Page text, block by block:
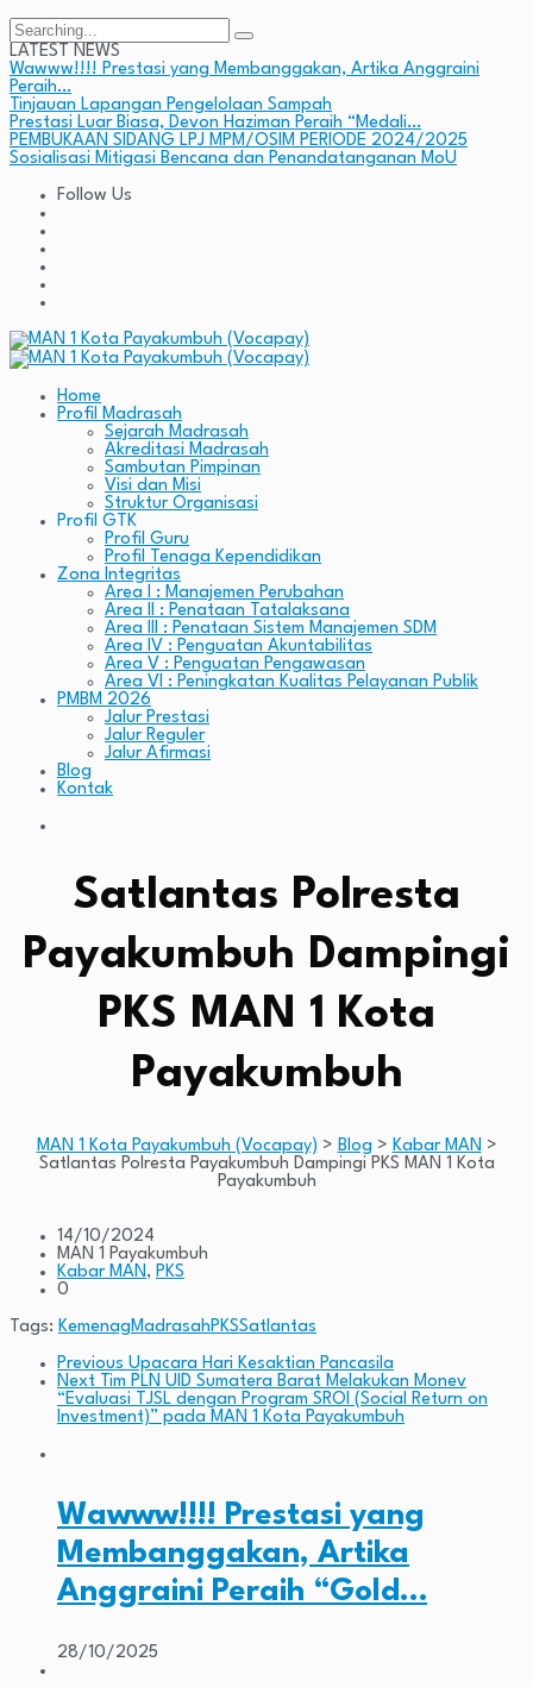
Search
for:
LATEST NEWS
Wawww!!!! Prestasi yang Membanggakan, Artika Anggraini
Peraih…
Tinjauan Lapangan Pengelolaan Sampah
Prestasi Luar Biasa, Devon Haziman Peraih “Medali…
PEMBUKAAN SIDANG LPJ MPM/OSIM PERIODE 2024/2025
Sosialisasi Mitigasi Bencana dan Penandatanganan MoU
Follow Us
Home
Profil Madrasah
Sejarah Madrasah
Akreditasi Madrasah
Sambutan Pimpinan
Visi dan Misi
Struktur Organisasi
Profil GTK
Profil Guru
Profil Tenaga Kependidikan
Zona Integritas
Area I : Manajemen Perubahan
Area II : Penataan Tatalaksana
Area III : Penataan Sistem Manajemen SDM
Area IV : Penguatan Akuntabilitas
Area V : Penguatan Pengawasan
Area VI : Peningkatan Kualitas Pelayanan Publik
PMBM 2026
Jalur Prestasi
Jalur Reguler
Jalur Afirmasi
Blog
Kontak
Satlantas Polresta
Payakumbuh Dampingi
PKS MAN 1 Kota
Payakumbuh
MAN 1 Kota Payakumbuh (Vocapay) > Blog> Kabar MAN >
Satlantas Polresta Payakumbuh Dampingi PKS MAN 1 Kota
Payakumbuh
14/10/2024
MAN 1 Payakumbuh
Kabar MAN , PKS
0
Tags: KemenagMadrasah PKSSatlantas
Previous Upacara Hari Kesaktian Pancasila
Next Tim PLN UID Sumatera Barat Melakukan Monev
“Evaluasi TJSL dengan Program SROI (Social Return on
Investment)” pada MAN 1 Kota Payakumbuh
Wawww!!!! Prestasi yang
Membanggakan, Artika
Anggraini Peraih “Gold…
28/10/2025